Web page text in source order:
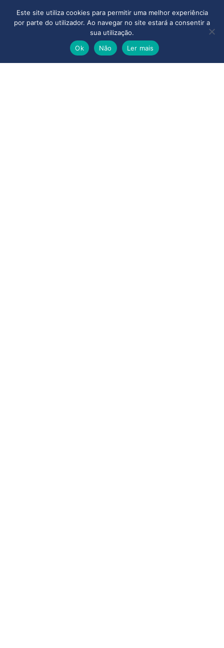
Este site utiliza cookies para permitir uma melhor experiência
por parte do utilizador. Ao navegar no site estará a consentir a
sua utilização.
Ok
Não Ler mais